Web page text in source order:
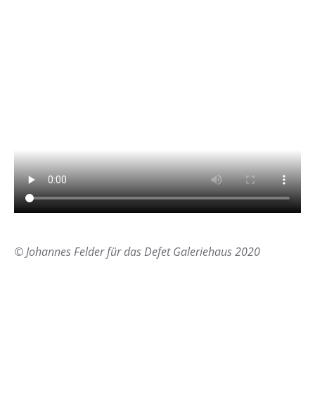
© Johannes Felder für das Defet Galeriehaus 2020